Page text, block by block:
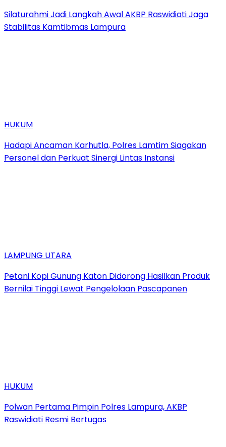
Silaturahmi Jadi Langkah Awal AKBP Raswidiati Jaga
Stabilitas Kamtibmas Lampura
HUKUM
Hadapi Ancaman Karhutla, Polres Lamtim Siagakan
Personel dan Perkuat Sinergi Lintas Instansi
LAMPUNG UTARA
Petani Kopi Gunung Katon Didorong Hasilkan Produk
Bernilai Tinggi Lewat Pengelolaan Pascapanen
HUKUM
Polwan Pertama Pimpin Polres Lampura, AKBP
Raswidiati Resmi Bertugas